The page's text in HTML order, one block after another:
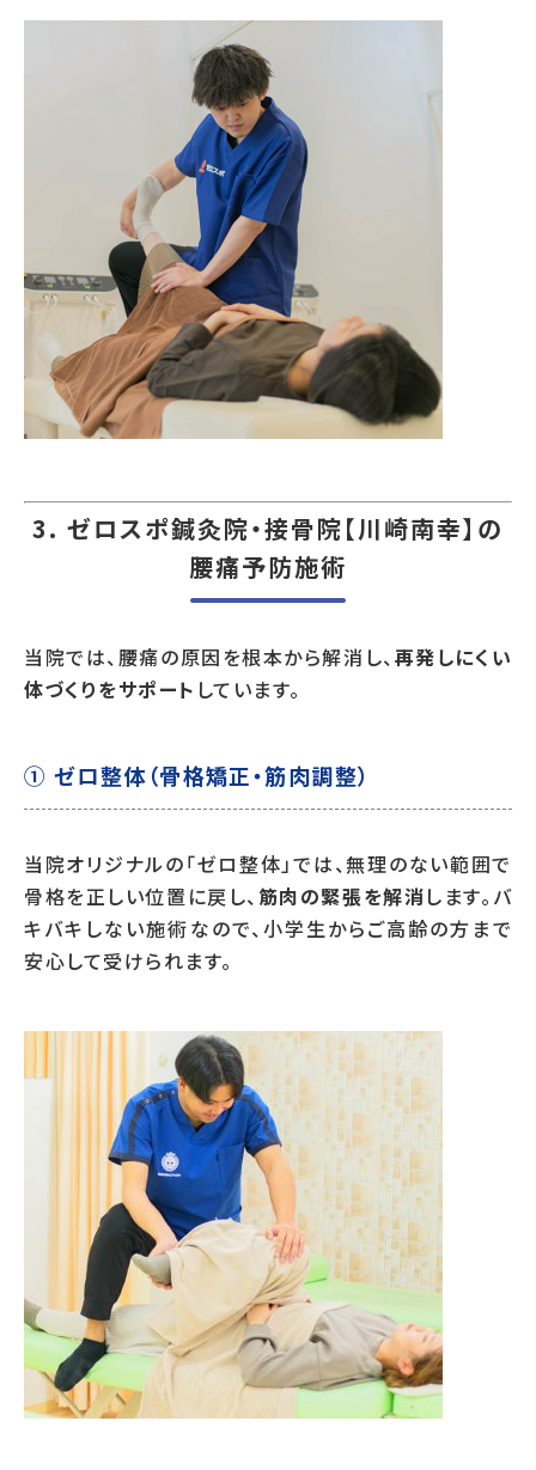
3. ゼロスポ鍼灸院・接骨院【川崎南幸】の
腰痛予防施術
当院では、腰痛の原因を根本から解消し、再発しにくい
体づくりをサポート しています。
① ゼロ整体（骨格矯正・筋肉調整）
当院オリジナルの「ゼロ整体」では、無理のない範囲で
骨格を正しい位置に戻し、筋肉の緊張を解消します。バ
キバキしない施術なので、小学生からご高齢の方まで
安心して受けられます。